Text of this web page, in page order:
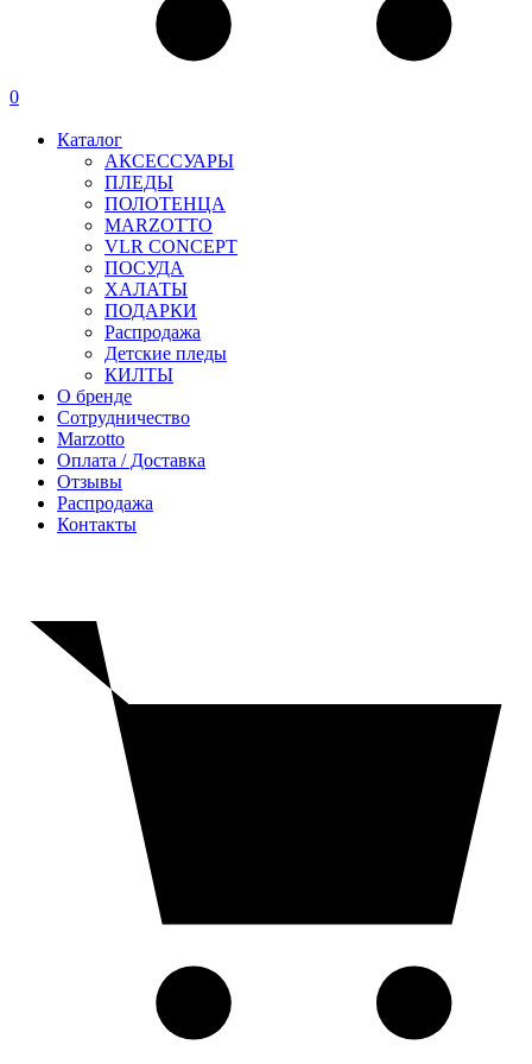
0
Каталог
АКСЕССУАРЫ
ПЛЕДЫ
ПОЛОТЕНЦА
MARZOTTO
VLR CONCEPT
ПОСУДА
ХАЛАТЫ
ПОДАРКИ
Распродажа
Детские пледы
КИЛТЫ
О бренде
Сотрудничество
Marzotto
Оплата / Доставка
Отзывы
Распродажа
Контакты